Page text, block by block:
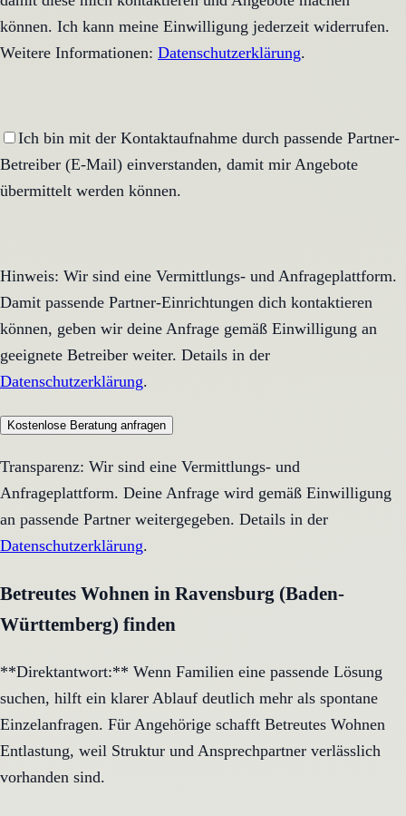
können. Ich kann meine Einwilligung jederzeit widerrufen.
Weitere Informationen: Datenschutzerklärung.
Ich bin mit der Kontaktaufnahme durch passende Partner-
Betreiber (E-Mail) einverstanden, damit mir Angebote
übermittelt werden können.
Hinweis: Wir sind eine Vermittlungs- und Anfrageplattform.
Damit passende Partner-Einrichtungen dich kontaktieren
können, geben wir deine Anfrage gemäß Einwilligung an
geeignete Betreiber weiter. Details in der
Datenschutzerklärung.
Kostenlose Beratung anfragen
Transparenz: Wir sind eine Vermittlungs- und
Anfrageplattform. Deine Anfrage wird gemäß Einwilligung
an passende Partner weitergegeben. Details in der
Datenschutzerklärung.
Betreutes Wohnen in Ravensburg (Baden-
Württemberg) finden
**Direktantwort:** Wenn Familien eine passende Lösung
suchen, hilft ein klarer Ablauf deutlich mehr als spontane
Einzelanfragen. Für Angehörige schafft Betreutes Wohnen
Entlastung, weil Struktur und Ansprechpartner verlässlich
vorhanden sind.